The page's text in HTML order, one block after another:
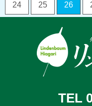
24 25 26
TEL